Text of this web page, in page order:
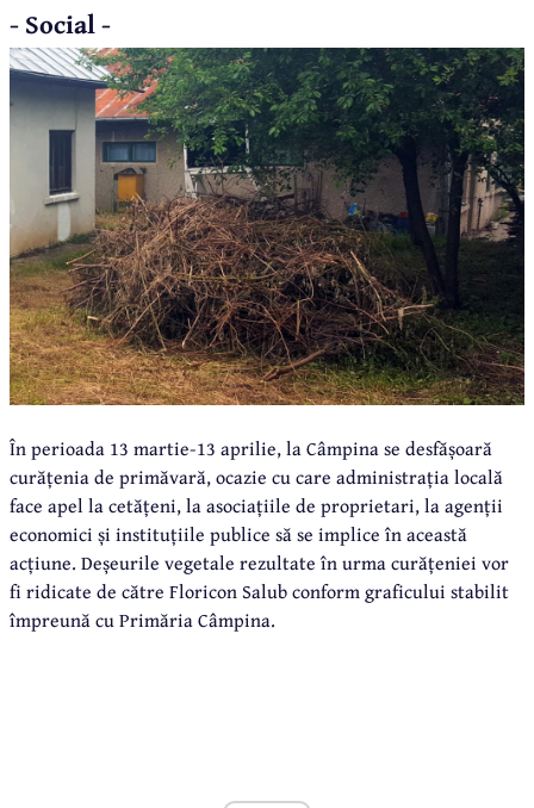
- Social -
În perioada 13 martie-13 aprilie, la Câmpina se desfășoară
curățenia de primăvară, ocazie cu care administrația locală
face apel la cetățeni, la asociațiile de proprietari, la agenții
economici și instituțiile publice să se implice în această
acțiune. Deșeurile vegetale rezultate în urma curățeniei vor
fi ridicate de către Floricon Salub conform graficului stabilit
împreună cu Primăria Câmpina.